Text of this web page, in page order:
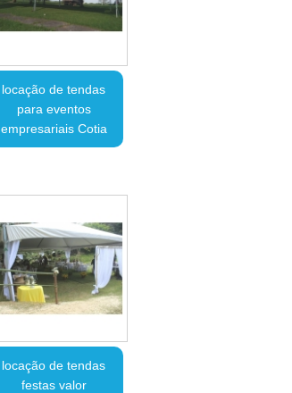
locação de tendas
para eventos
empresariais Cotia
locação de tendas
festas valor